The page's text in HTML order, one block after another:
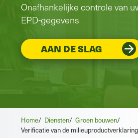
Onafhankelijke controle van
EPD-gegevens
AAN DE SLAG
Home/ Diensten/ Groen bouwen/
Verificatie van de milieuproductverklaring